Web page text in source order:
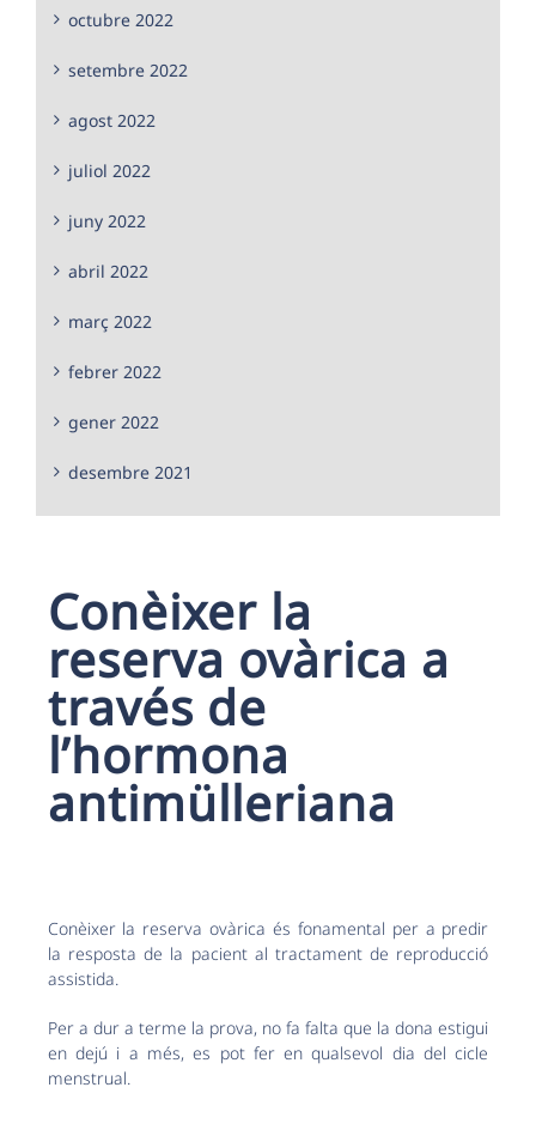
Conèixer la
reserva ovàrica a
través de
l’hormona
antimülleriana
Conèixer la reserva ovàrica és fonamental per a predir
la resposta de la pacient al tractament de reproducció
assistida.
Per a dur a terme la prova, no fa falta que la dona estigui
en dejú i a més, es pot fer en qualsevol dia del cicle
menstrual.
octubre 2022
setembre 2022
agost 2022
juliol 2022
juny 2022
abril 2022
març 2022
febrer 2022
gener 2022
desembre 2021